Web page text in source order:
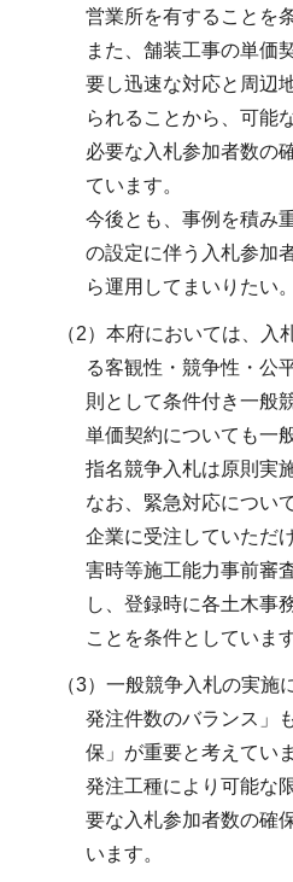
営業所を有することを
また、舗装工事の単価
要し迅速な対応と周辺
られることから、可能
必要な入札参加者数の
ています。
今後とも、事例を積み
の設定に伴う入札参加
ら運用してまいりたい。
（2）本府においては、入
る客観性・競争性・公
則として条件付き一般
単価契約についても一
指名競争入札は原則実
なお、緊急対応につい
企業に受注していただ
害時等施工能力事前審
し、登録時に各土木事
ことを条件としています
（3）一般競争入札の実
発注件数のバランス」
保」が重要と考えてい
発注工種により可能な
要な入札参加者数の確
います。